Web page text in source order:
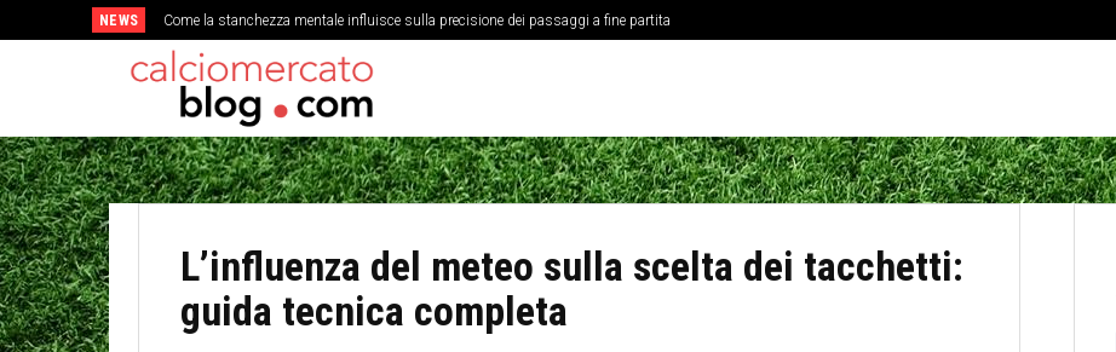
NEWS Come la stanchezza mentale influisce sulla precisione dei passaggi a fine partita
La storia dimenticata della Coppa delle Fiere e l’evoluzione delle coppe europee
L’influenza del meteo sulla scelta dei tacchetti:
guida tecnica completa